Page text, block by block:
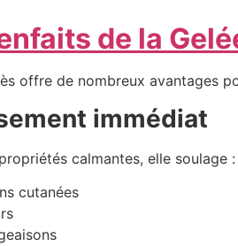
de la
offre de nombreux avantages
immédiat
calmantes, elle soulage :
cutanées